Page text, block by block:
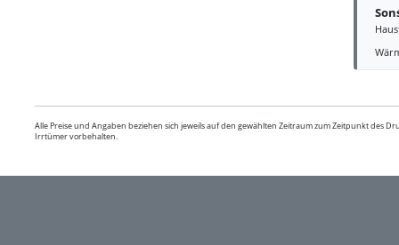
Alle Preise und Angaben beziehen sich jeweils auf den gewählten Zeitraum zum Zeitpunkt des
Irrtümer vorbehalten.